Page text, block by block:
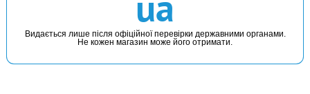
КУПИТИ
Видається лише після офіційної перевірки державними органами.
Не кожен магазин може його отримати.